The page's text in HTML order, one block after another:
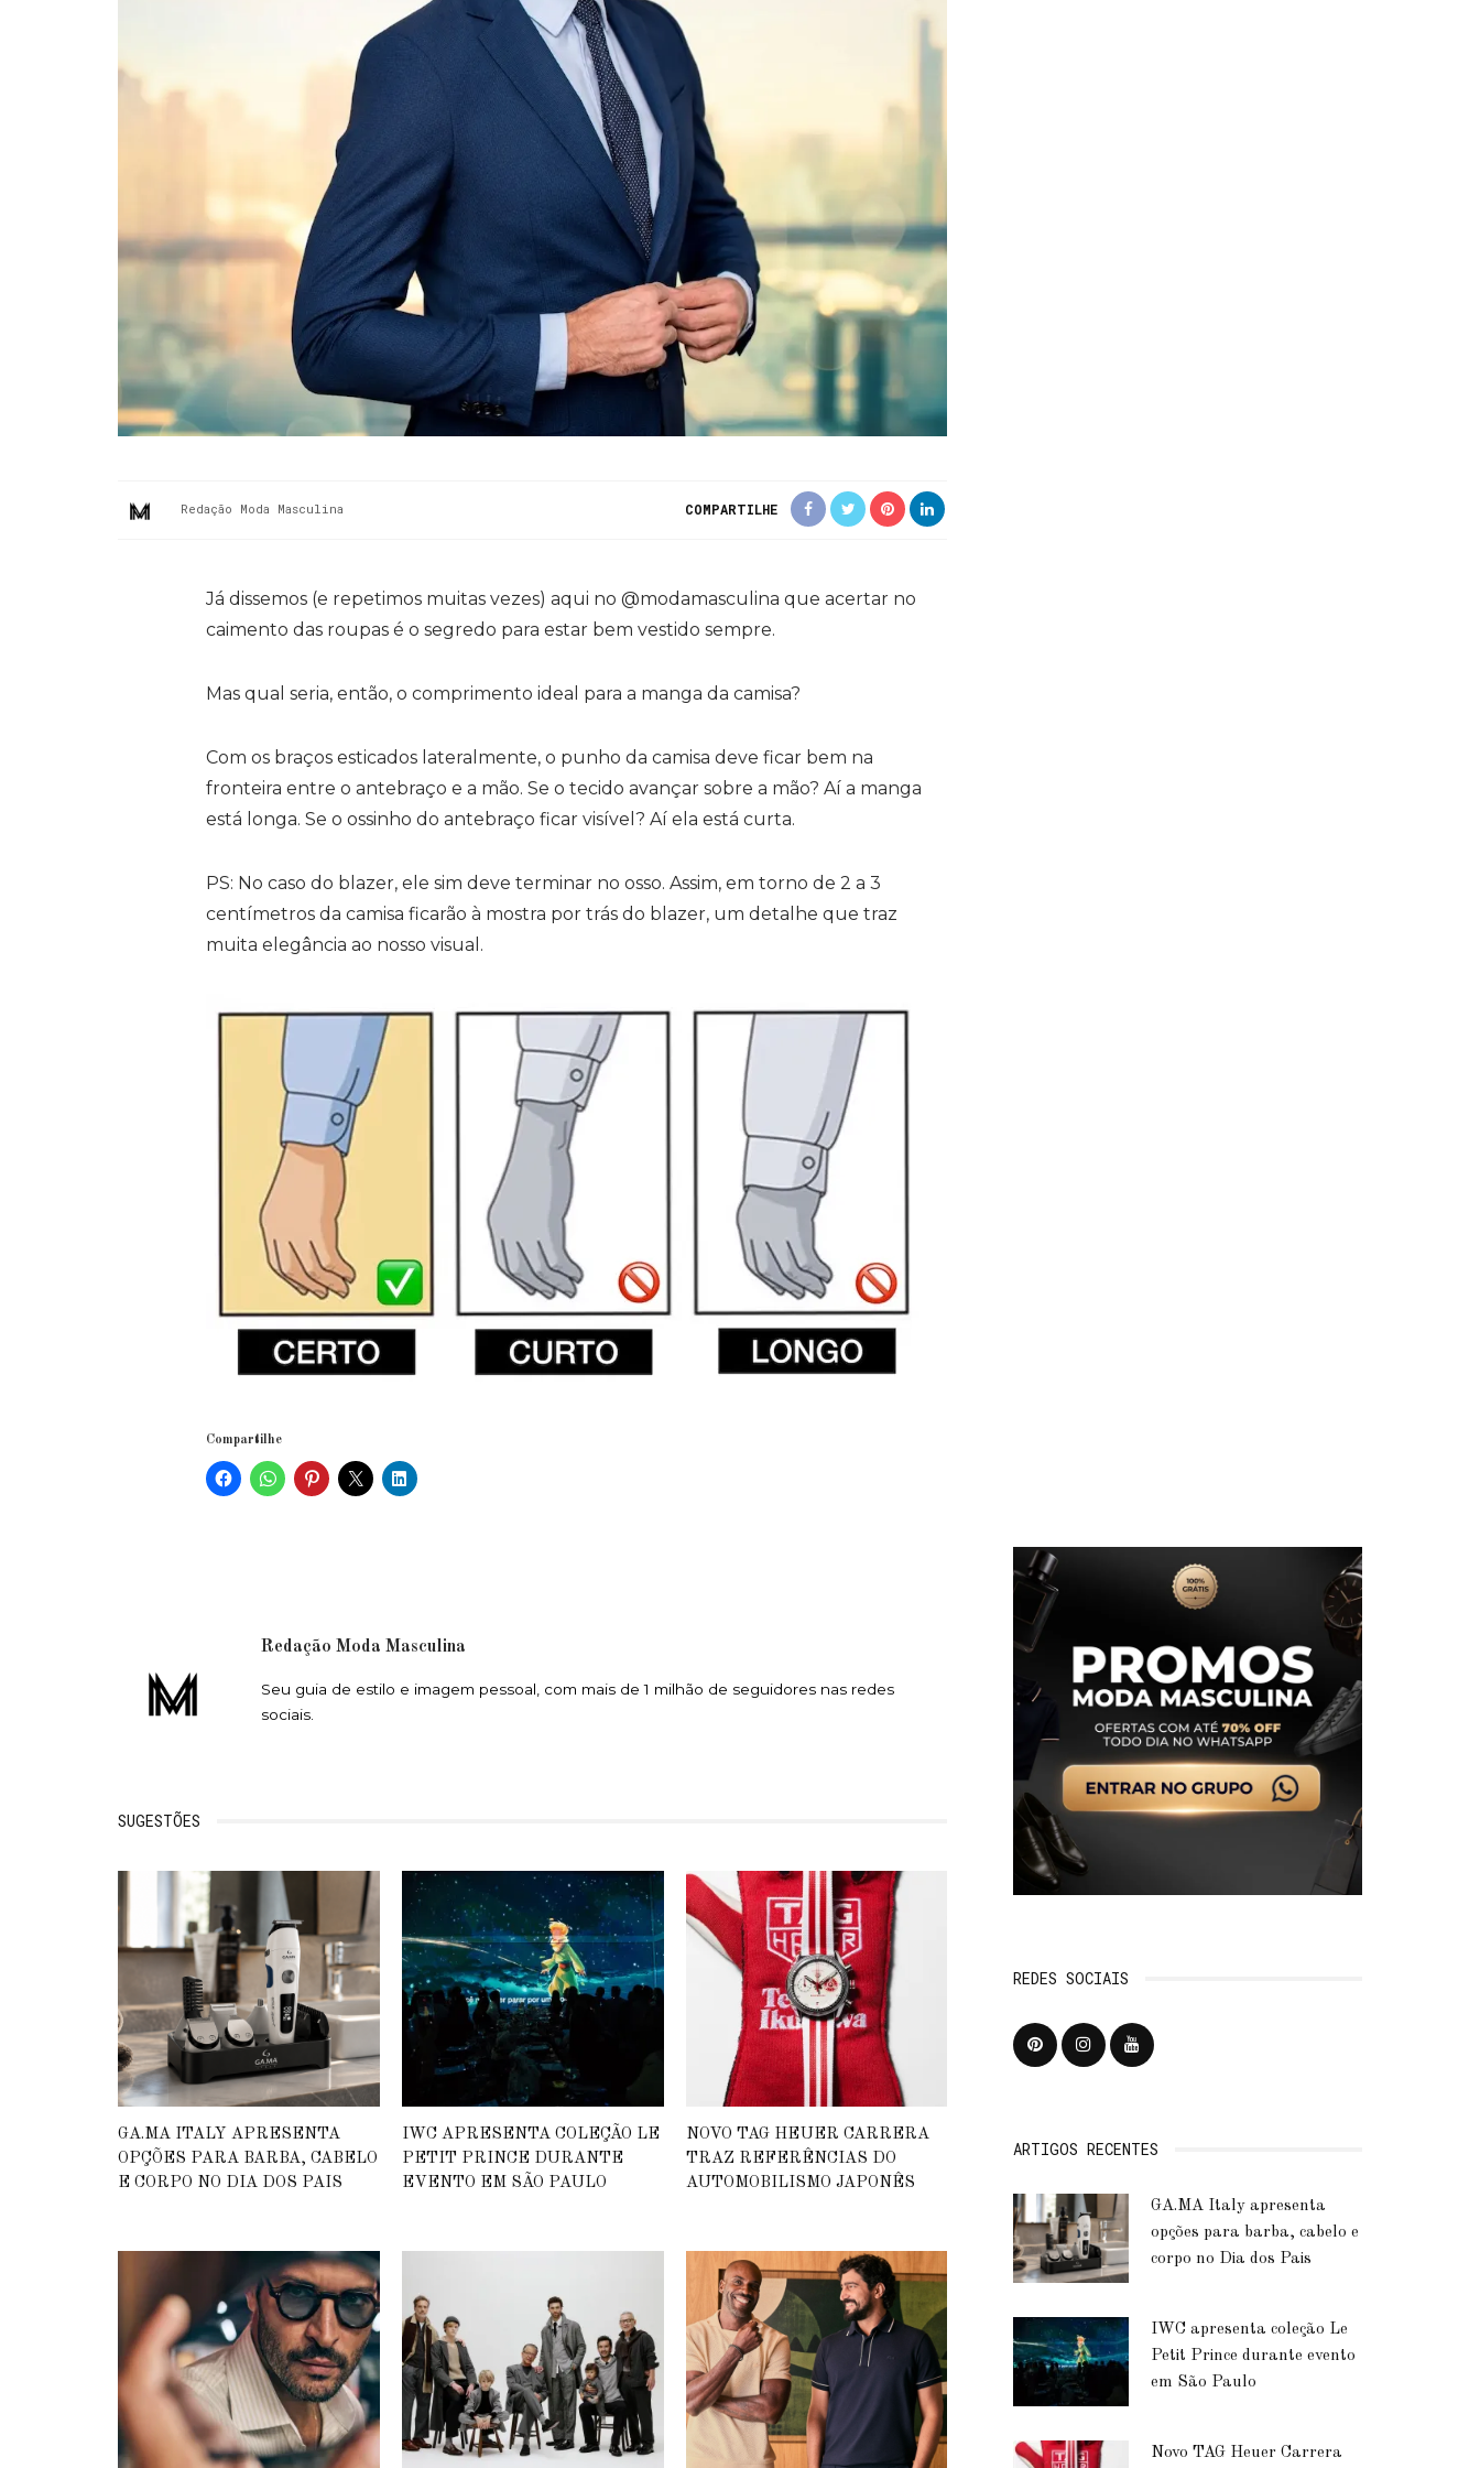
Redação Moda Masculina COMPARTILHE
Já dissemos (e repetimos muitas vezes) aqui no @modamasculina que acertar no
caimento das roupas é o segredo para estar bem vestido sempre.
Mas qual seria, então, o comprimento ideal para a manga da camisa?
Com os braços esticados lateralmente, o punho da camisa deve ficar bem na
fronteira entre o antebraço e a mão. Se o tecido avançar sobre a mão? Aí a manga
está longa. Se o ossinho do antebraço ficar visível? Aí ela está curta.
PS: No caso do blazer, ele sim deve terminar no osso. Assim, em torno de 2 a 3
centímetros da camisa ficarão à mostra por trás do blazer, um detalhe que traz
muita elegância ao nosso visual.
Compartilhe
Redação Moda Masculina
Seu guia de estilo e imagem pessoal, com mais de 1 milhão de seguidores nas redes
sociais.
SUGESTÕES
GA.MA ITALY APRESENTA
OPÇÕES PARA BARBA, CABELO
E CORPO NO DIA DOS PAIS
IWC APRESENTA COLEÇÃO LE
PETIT PRINCE DURANTE
EVENTO EM SÃO PAULO
NOVO TAG HEUER CARRERA
TRAZ REFERÊNCIAS DO
AUTOMOBILISMO JAPONÊS
REDES SOCIAIS
ARTIGOS RECENTES
GA.MA Italy apresenta
opções para barba, cabelo e
corpo no Dia dos Pais
IWC apresenta coleção Le
Petit Prince durante evento
em São Paulo
Novo TAG Heuer Carrera